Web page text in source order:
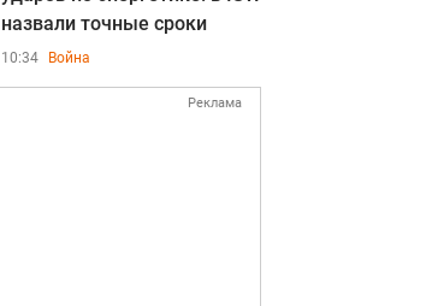
назвали точные сроки
10:34 Война
Реклама